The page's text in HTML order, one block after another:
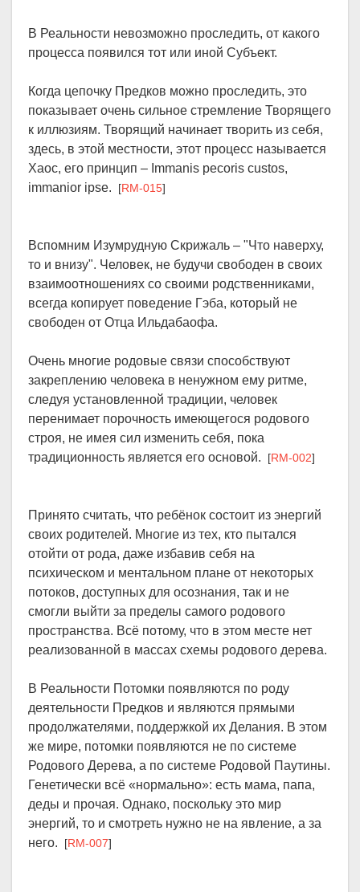
В Реальности невозможно проследить, от какого
процесса появился тот или иной Субъект.
Когда цепочку Предков можно проследить, это
показывает очень сильное стремление Творящего
к иллюзиям. Творящий начинает творить из себя,
здесь, в этой местности, этот процесс называется
Хаос, его принцип – Immanis pecoris custos,
immanior ipse. [RM-015]
Вспомним Изумрудную Скрижаль – "Что наверху,
то и внизу". Человек, не будучи свободен в своих
взаимоотношениях со своими родственниками,
всегда копирует поведение Гэба, который не
свободен от Отца Ильдабаофа.
Очень многие родовые связи способствуют
закреплению человека в ненужном ему ритме,
следуя установленной традиции, человек
перенимает порочность имеющегося родового
строя, не имея сил изменить себя, пока
традиционность является его основой. [RM-002]
Принято считать, что ребёнок состоит из энергий
своих родителей. Многие из тех, кто пытался
отойти от рода, даже избавив себя на
психическом и ментальном плане от некоторых
потоков, доступных для осознания, так и не
смогли выйти за пределы самого родового
пространства. Всё потому, что в этом месте нет
реализованной в массах схемы родового дерева.
В Реальности Потомки появляются по роду
деятельности Предков и являются прямыми
продолжателями, поддержкой их Делания. В этом
же мире, потомки появляются не по системе
Родового Дерева, а по системе Родовой Паутины.
Генетически всё «нормально»: есть мама, папа,
деды и прочая. Однако, поскольку это мир
энергий, то и смотреть нужно не на явление, а за
него. [RM-007]